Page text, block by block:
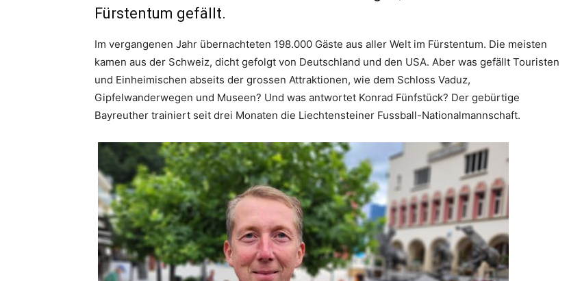
Fürstentum gefällt.
Im vergangenen Jahr übernachteten 198.000 Gäste aus aller Welt im Fürstentum. Die meisten
kamen aus der Schweiz, dicht gefolgt von Deutschland und den USA. Aber was gefällt Touristen
und Einheimischen abseits der grossen Attraktionen, wie dem Schloss Vaduz,
Gipfelwanderwegen und Museen? Und was antwortet Konrad Fünfstück? Der gebürtige
Bayreuther trainiert seit drei Monaten die Liechtensteiner Fussball-Nationalmannschaft.